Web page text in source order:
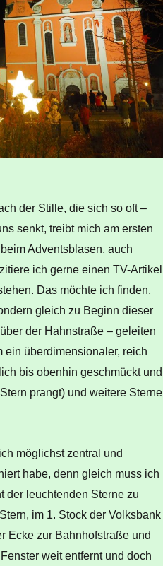
der Stille, die sich so oft –
senkt, treibt mich am ersten
Adventsblasen, auch
ich gerne einen TV-Artikel
Das möchte ich finden,
gleich zu Beginn dieser
der Hahnstraße – geleiten
ein überdimensionaler, reich
bis obenhin geschmückt und
prangt) und weitere Sterne
möglichst zentral und
habe, denn gleich muss ich
der leuchtenden Sterne zu
im 1. Stock der Volksbank
Ecke zur Bahnhofstraße und
weit entfernt und doch